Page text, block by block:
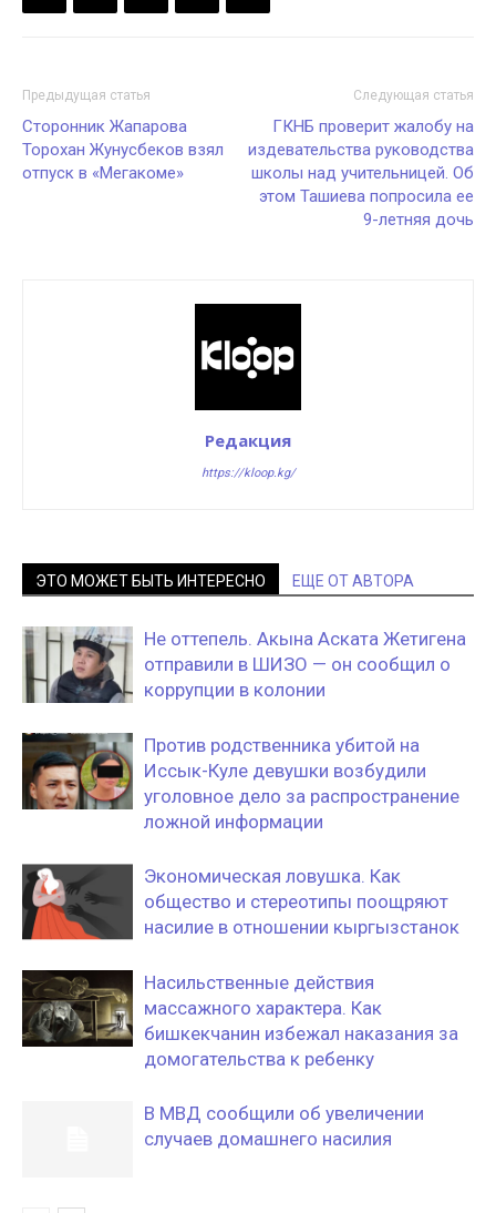
Предыдущая статья
Сторонник Жапарова
Торохан Жунусбеков взял
отпуск в «Мегакоме»
Следующая статья
ГКНБ проверит жалобу на
издевательства руководства
школы над учительницей. Об
этом Ташиева попросила ее
9-летняя дочь
Редакция
https://kloop.kg/
ЭТО МОЖЕТ БЫТЬ ИНТЕРЕСНО ЕЩЕ ОТ АВТОРА
Не оттепель. Акына Аската Жетигена
отправили в ШИЗО — он сообщил о
коррупции в колонии
Против родственника убитой на
Иссык-Куле девушки возбудили
уголовное дело за распространение
ложной информации
Экономическая ловушка. Как
общество и стереотипы поощряют
насилие в отношении кыргызстанок
Насильственные действия
массажного характера. Как
бишкекчанин избежал наказания за
домогательства к ребенку
В МВД сообщили об увеличении
случаев домашнего насилия